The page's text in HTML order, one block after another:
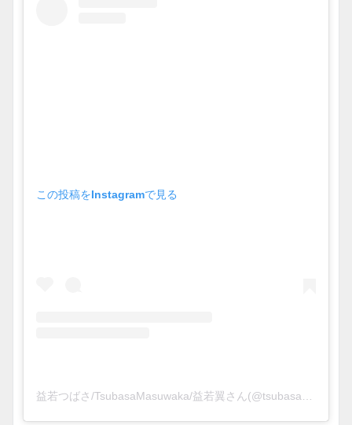
この投稿をInstagramで見る
益若つばさ/TsubasaMasuwaka/益若翼さん(@tsubasamasuwaka1013)がシェアした投稿